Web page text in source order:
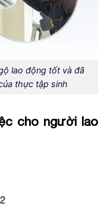
lao động tốt và đã
thực tập sinh
cho người lao